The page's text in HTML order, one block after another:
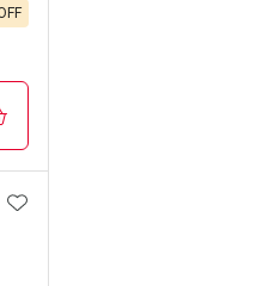
FECHAR
FECHAR
ADICIONAR AOS